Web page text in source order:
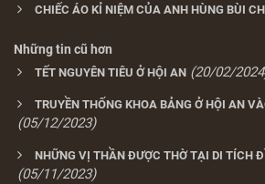
CHIẾC ÁO KỈ NIỆM CỦA ANH HÙNG BÙI
Những tin cũ hơn
TẾT NGUYÊN TIÊU Ở HỘI AN (20/02/
TRUYỀN THỐNG KHOA BẢNG Ở HỘI AN
(05/12/2023)
NHỮNG VỊ THẦN ĐƯỢC THỜ TẠI DI TÍCH
(05/11/2023)